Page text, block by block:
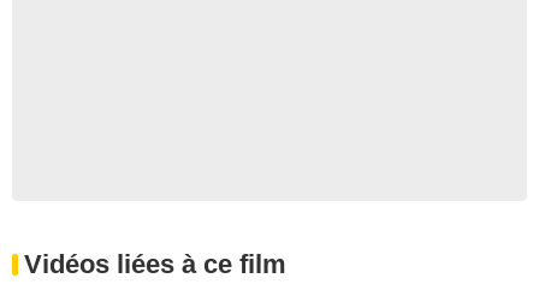
Vidéos liées à ce film